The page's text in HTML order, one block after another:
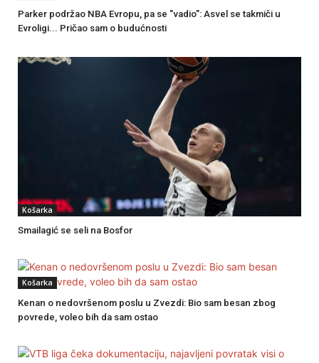
Parker podržao NBA Evropu, pa se "vadio": Asvel se takmiči u
Evroligi... Pričao sam o budućnosti
Košarka
Smailagić se seli na Bosfor
Košarka
Kenan o nedovršenom poslu u Zvezdi: Bio sam besan zbog
povrede, voleo bih da sam ostao